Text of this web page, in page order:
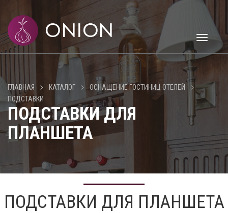
Toggle
ГЛАВНАЯ > КАТАЛОГ > ОСНАЩЕНИЕ ГОСТИНИЦ ОТЕЛЕЙ >
ПОДСТАВКИ
ПОДСТАВКИ ДЛЯ
ПЛАНШЕТА
ПОДСТАВКИ ДЛЯ ПЛАНШЕТА